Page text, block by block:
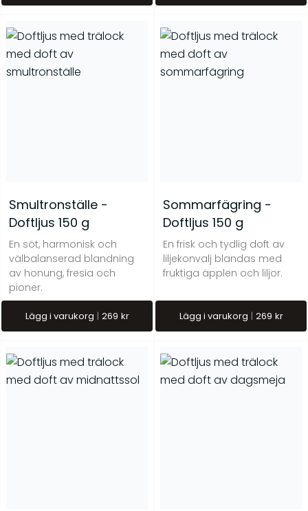
Smultronställe -
Doftljus 150 g
En söt, harmonisk och
välbalanserad blandning
av honung, fresia och
pioner.
Lägg i varukorg 269 kr
Sommarfägring -
Doftljus 150 g
En frisk och tydlig doft av
liljekonvalj blandas med
fruktiga äpplen och liljor.
Lägg i varukorg 269 kr